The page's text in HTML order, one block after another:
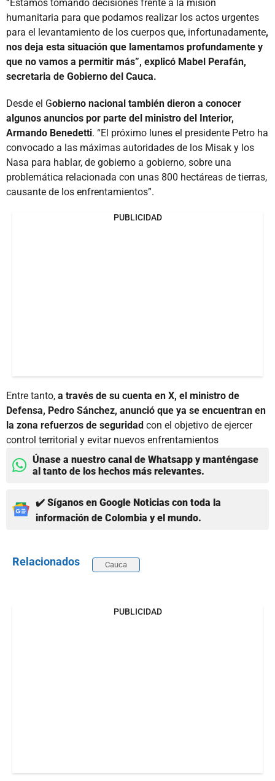
“Estamos tomando decisiones frente a la misión
humanitaria para que podamos realizar los actos urgentes
para el levantamiento de los cuerpos que, infortunadamente,
nos deja esta situación que lamentamos profundamente y
que no vamos a permitir más”, explicó Mabel Perafán,
secretaria de Gobierno del Cauca.
Desde el Gobierno nacional también dieron a conocer
algunos anuncios por parte del ministro del Interior,
Armando Benedetti. “El próximo lunes el presidente Petro ha
convocado a las máximas autoridades de los Misak y los
Nasa para hablar, de gobierno a gobierno, sobre una
problemática relacionada con unas 800 hectáreas de tierras,
causante de los enfrentamientos”.
PUBLICIDAD
Entre tanto, a través de su cuenta en X, el ministro de
Defensa, Pedro Sánchez, anunció que ya se encuentran en
la zona refuerzos de seguridad con el objetivo de ejercer
control territorial y evitar nuevos enfrentamientos
Únase a nuestro canal de Whatsapp y manténgase
al tanto de los hechos más relevantes.
✔️ Síganos en Google Noticias con toda la
información de Colombia y el mundo.
Relacionados Cauca
PUBLICIDAD